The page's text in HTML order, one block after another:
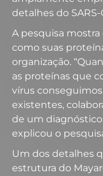
detalhes do
A pesquisa mostra
como suas
organização.
as proteínas que
vírus
existentes,
de um diagnóstico
explicou o
Um dos detalhes
estrutura do